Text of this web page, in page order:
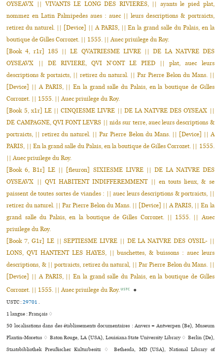
OYSEAVX || VIVANTS LE LONG DES RIVIERES, || ayants le pied plat,
nommez en Latin Palmipedes aues : auec || leurs descriptions & portraicts,
retirez du naturel. || [Device] || A PARIS, || En la grand salle du Palais, en la
boutique de Gilles Corrozet. || 1555. || Auec priuilege du Roy.
[Book 4, r1r] 185 || LE QVATRIESME LIVRE || DE LA NATVRE DES
OYSEAVX || DE RIVIERE, QVI N’ONT LE PIED || plat, auec leurs
descriptions & portaicts, || retirez du natural. || Par Pierre Belon du Mans. ||
[Device] || A PARIS, || En la grand salle du Palais, en la boutique de Gilles
Corrozet. || 1555. || Auec priuilege du Roy.
[Book 5, x1r] LE || CINQIESME LIVRE || DE LA NATVRE DES OYSEAX ||
DE CAMPAGNE, QVI FONT LEVRS || nids sur terre, auec leurs descriptions &
portraicts, || retirez du naturel. || Par Pierre Belon du Mans. || [Device] || A
PARIS, || En la grand salle du Palais, en la boutique de Gilles Corrozet. || 1555.
|| Auec priuilege du Roy.
[Book 6, B1r] LE || [fleuron] SIXIESME LIVRE || DE LA NATVRE DES
OYSEAVX || QVI HABITENT INDIFFEREMMENT || en touts lieux, & se
paissent de toutes sortes de viandes : || auec leurs descriptions & portraicts, ||
retirez du naturel. || Par Pierre Belon du Mans. || [Device] || A PARIS, || En la
grand salle du Palais, en la boutique de Gilles Corrozet. || 1555. || Auec
priuilege du Roy.
[Book 7, G1r] LE || SEPTIESME LIVRE || DE LA NATVRE DES OYSIL- ||
LONS, QVI HANTENT LES HAYES, || buschettes, & buissons : auec leurs
descriptions, & || portraicts, retirez du natural, || Par Pierre Belon du Mans. ||
[Device] || A PARIS, || En la grand salle du Palais, en la boutique de Gilles
Corrozet. || 1555. || Auec priuilege du Roy. USTC ●
USTC :29701.
1 langue :Français ♢
50 localisations dans des établissements documentaires : Anvers = Antwerpen (Be), Museum
Plantin-Moretus ♢ Baton Rouge, LA (USA), Louisiana State University Library ♢ Berlin (De),
Staatsbibliothek Preußischer Kulturbesitz ♢ Bethesda, MD (USA), National Library of